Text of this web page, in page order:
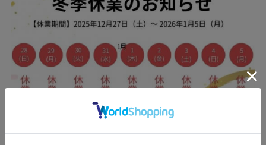
んと見える一本です。